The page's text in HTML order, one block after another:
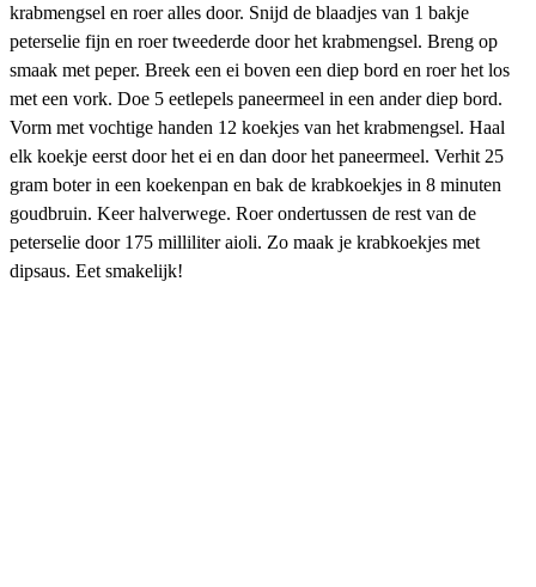
krabmengsel en roer alles door. Snijd de blaadjes van 1 bakje
peterselie fijn en roer tweederde door het krabmengsel. Breng op
smaak met peper. Breek een ei boven een diep bord en roer het los
met een vork. Doe 5 eetlepels paneermeel in een ander diep bord.
Vorm met vochtige handen 12 koekjes van het krabmengsel. Haal
elk koekje eerst door het ei en dan door het paneermeel. Verhit 25
gram boter in een koekenpan en bak de krabkoekjes in 8 minuten
goudbruin. Keer halverwege. Roer ondertussen de rest van de
peterselie door 175 milliliter aioli. Zo maak je krabkoekjes met
dipsaus. Eet smakelijk!